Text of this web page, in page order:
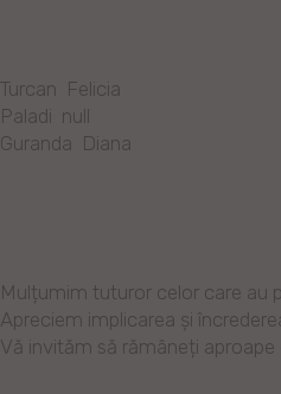
Turcan Felicia
Paladi null
Guranda Diana
Mulțumim tuturor celor care au
Apreciem implicarea și
Vă invităm să rămâneți